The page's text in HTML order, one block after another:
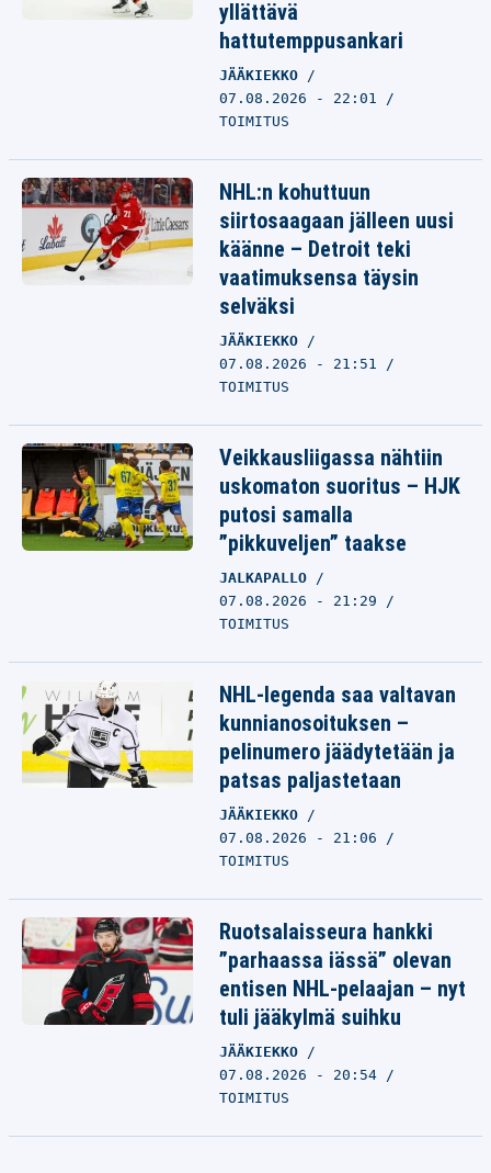
yllättävä
hattutemppusankari
JÄÄKIEKKO
07.08.2026 - 22:01
TOIMITUS
NHL:n kohuttuun
siirtosaagaan jälleen uusi
käänne – Detroit teki
vaatimuksensa täysin
selväksi
JÄÄKIEKKO
07.08.2026 - 21:51
TOIMITUS
Veikkausliigassa nähtiin
uskomaton suoritus – HJK
putosi samalla
”pikkuveljen” taakse
JALKAPALLO
07.08.2026 - 21:29
TOIMITUS
NHL-legenda saa valtavan
kunnianosoituksen –
pelinumero jäädytetään ja
patsas paljastetaan
JÄÄKIEKKO
07.08.2026 - 21:06
TOIMITUS
Ruotsalaisseura hankki
”parhaassa iässä” olevan
entisen NHL-pelaajan – nyt
tuli jääkylmä suihku
JÄÄKIEKKO
07.08.2026 - 20:54
TOIMITUS